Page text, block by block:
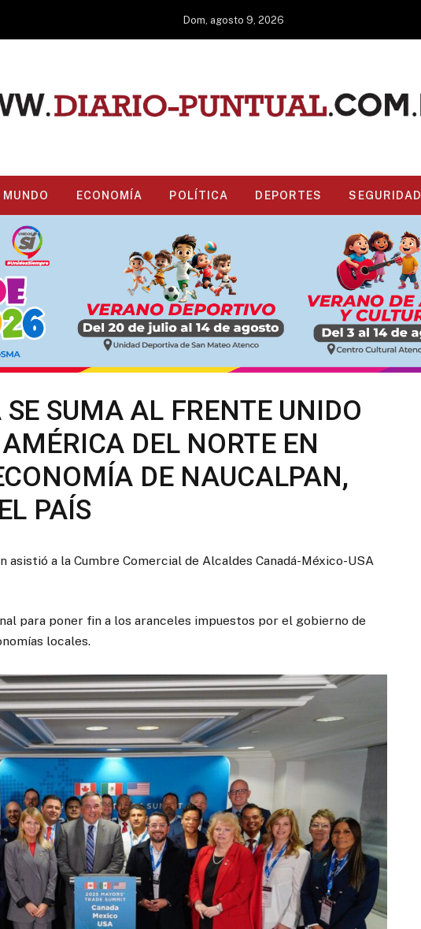
Dom, agosto 9, 2026
MUNDO ECONOMÍA POLÍTICA DEPORTES SEGURIDAD
SUMA AL FRENTE UNIDO
DEL NORTE EN
DE NAUCALPAN,
PAÍS
asistió a la Cumbre Comercial de Alcaldes Canadá-México-USA
para poner fin a los aranceles impuestos por el gobierno de
locales.